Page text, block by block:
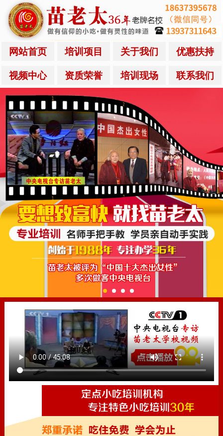
网站首页 培训项目 关于我们 优惠扶持
视频中心 资质荣誉 培训现场 联系我们
1 2 3